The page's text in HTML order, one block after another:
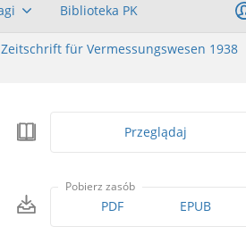
Biblioteka PK
Zeitschrift für Vermessungswesen 1938
Przeglądaj
Pobierz zasób
PDF EPUB